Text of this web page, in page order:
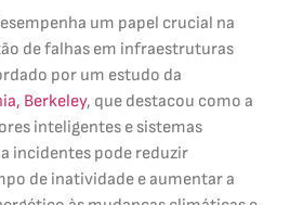
um papel crucial na
de falhas em infraestruturas
por um estudo da
Berkeley, que destacou como a
inteligentes e sistemas
incidentes pode reduzir
de inatividade e aumentar a